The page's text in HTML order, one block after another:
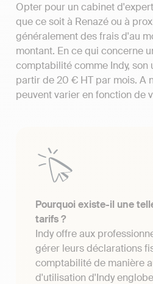
Opter pour un cabinet
que ce soit à Renazé ou à
généralement des frais d'au
montant. En ce qui concerne
comptabilité comme Indy, son
partir de 20 € HT par mois. A
peuvent varier en fonction de
Pourquoi existe-il une
tarifs ?
Indy offre aux
gérer leurs déclarations
comptabilité de manière
d'utilisation d'Indy